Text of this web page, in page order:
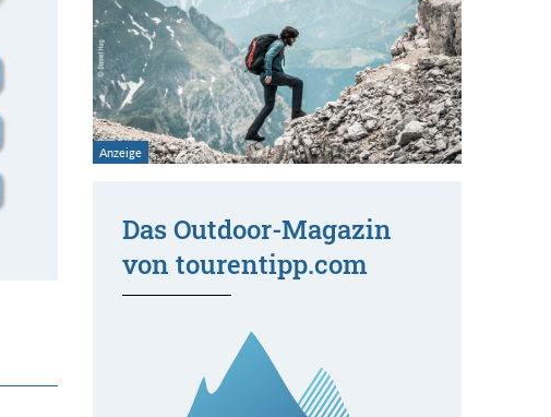
Das Outdoor-Magazin
von tourentipp.com